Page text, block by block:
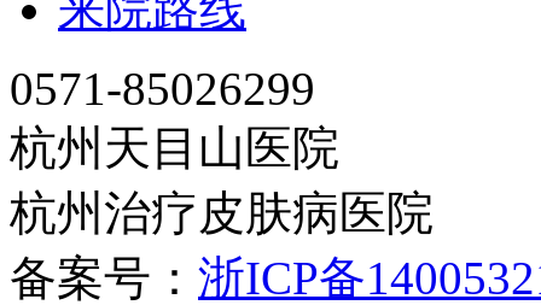
0571-85026299
杭州天目山医院
杭州治疗皮肤病医院
备案号： 浙ICP备